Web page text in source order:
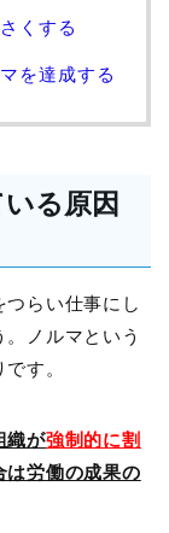
くする
を達成する
る原因
らい仕事にし
ノルマという
す。
織が強制的に割
は労働の成果の